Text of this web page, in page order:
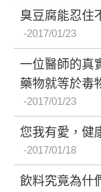
臭豆腐能忍住
2017/01/23
一位醫師的真
藥物就等於毒
2017/01/23
您我有愛，健
2017/01/18
飲料究竟為什